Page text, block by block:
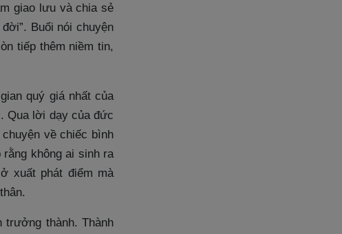
giao lưu và chia sẻ
Buổi nói chuyện
tiếp thêm niềm tin,
quý giá nhất của
Qua lời dạy của đức
về chiếc bình
không ai sinh ra
xuất phát điểm mà
trưởng thành. Thành